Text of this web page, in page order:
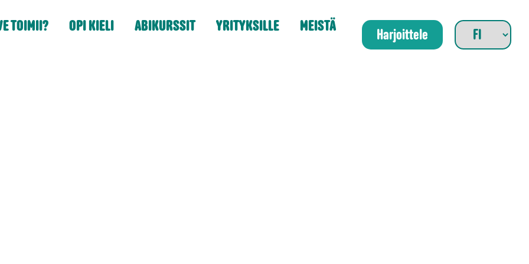
TOIMII? OPI KIELI ABIKURSSIT YRITYKSILLE
MEISTÄ
Harjoittele